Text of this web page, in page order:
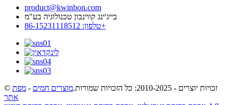
product@kwinbon.com
בייג'ינג קווינבון טכנולוגיה בע"מ
טלפון: 86-15231118512+
© זכויות יוצרים - 2010-2025: כל הזכויות שמורות. מוצרים חמים - מפת
אתר